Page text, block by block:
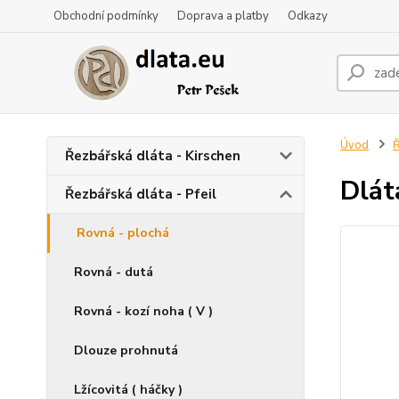
Obchodní podmínky Doprava a platby Odkazy
Řezbářská dláta - Kirschen
Řezbářská dláta - Pfeil
Rovná - plochá
Rovná - dutá
Rovná - kozí noha ( V )
Dlouze prohnutá
Lžícovitá ( háčky )
Úvod